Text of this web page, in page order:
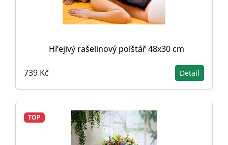
Hřejivý rašelinový polštář 48x30 cm
739 Kč Detail
TOP